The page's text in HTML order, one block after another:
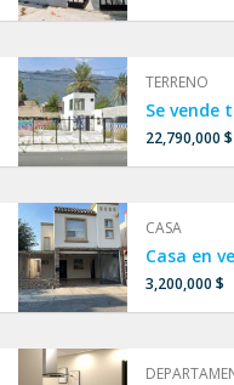
TERRENO
22,790,000 $
CASA
3,200,000 $